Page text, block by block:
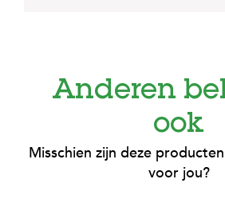
Anderen
ook
Misschien zijn deze
voor jou?